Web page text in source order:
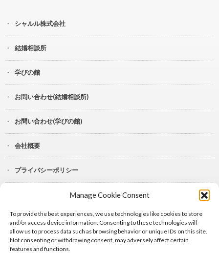
Manage Cookie Consent
To provide the best experiences, we use technologies like cookies to store
and/or access device information. Consenting to these technologies will
allow us to process data such as browsing behavior or unique IDs on this site.
Not consenting or withdrawing consent, may adversely affect certain
features and functions.
シャルル株式会社
結婚相談所
学びの館
お問い合わせ(結婚相談所)
お問い合わせ(学びの館)
会社概要
プライバシーポリシー
Lit.Link